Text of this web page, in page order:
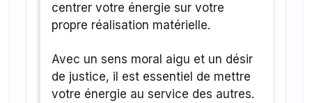
centrer votre énergie sur votre
propre réalisation matérielle.
Avec un sens moral aigu et un désir
de justice, il est essentiel de mettre
votre énergie au service des autres.